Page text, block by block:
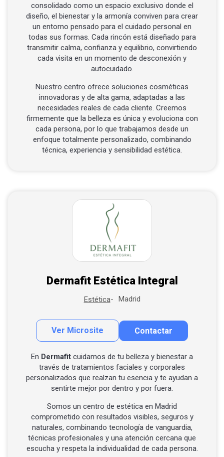
consolidado como un espacio exclusivo donde el
diseño, el bienestar y la armonía conviven para crear
un entorno pensado para el cuidado personal en
todas sus formas. Cada rincón está diseñado para
transmitir calma, confianza y equilibrio, convirtiendo
cada visita en un momento de desconexión y
autocuidado.
Nuestro centro ofrece soluciones cosméticas
innovadoras y de alta gama, adaptadas a las
necesidades reales de cada cliente. Creemos
firmemente que la belleza es única y evoluciona con
cada persona, por lo que trabajamos desde un
enfoque totalmente personalizado, combinando
técnica, experiencia y sensibilidad estética.
Dermafit Estética Integral
Estética Madrid
Ver Microsite Contactar
Contactar por correo
En Dermafit cuidamos de tu belleza y bienestar a
través de tratamientos faciales y corporales
personalizados que realzan tu esencia y te ayudan a
sentirte mejor por dentro y por fuera.
Somos un centro de estética en Madrid
comprometido con resultados visibles, seguros y
naturales, combinando tecnología de vanguardia,
técnicas profesionales y una atención cercana que
escucha y respeta la individualidad de cada persona.